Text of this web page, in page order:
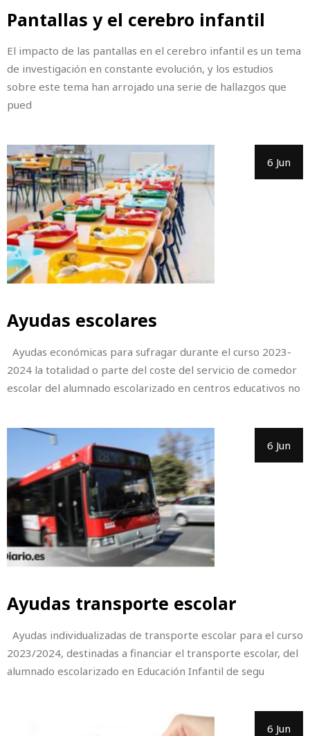
Pantallas y el cerebro infantil
El impacto de las pantallas en el cerebro infantil es un tema
de investigación en constante evolución, y los estudios
sobre este tema han arrojado una serie de hallazgos que
pued
6 Jun
Ayudas escolares
Ayudas económicas para sufragar durante el curso 2023-
2024 la totalidad o parte del coste del servicio de comedor
escolar del alumnado escolarizado en centros educativos no
6 Jun
Ayudas transporte escolar
Ayudas individualizadas de transporte escolar para el curso
2023/2024, destinadas a financiar el transporte escolar, del
alumnado escolarizado en Educación Infantil de segu
6 Jun